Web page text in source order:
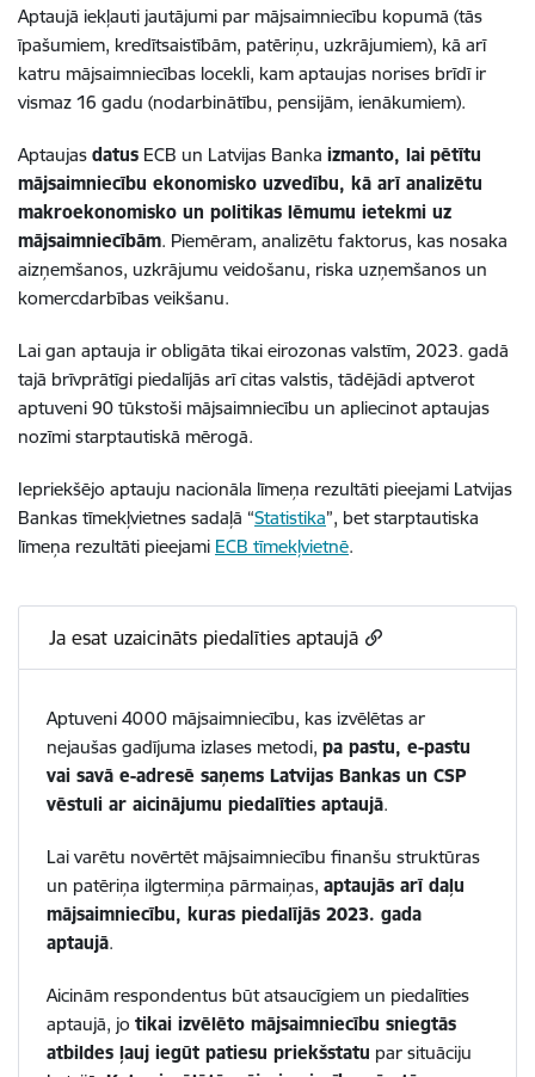
Aptaujā iekļauti jautājumi par mājsaimniecību kopumā (tās
īpašumiem, kredītsaistībām, patēriņu, uzkrājumiem), kā arī
katru mājsaimniecības locekli, kam aptaujas norises brīdī ir
vismaz 16 gadu (nodarbinātību, pensijām, ienākumiem).
Aptaujas datus ECB un Latvijas Banka izmanto, lai pētītu
mājsaimniecību ekonomisko uzvedību, kā arī analizētu
makroekonomisko un politikas lēmumu ietekmi uz
mājsaimniecībām. Piemēram, analizētu faktorus, kas nosaka
aizņemšanos, uzkrājumu veidošanu, riska uzņemšanos un
komercdarbības veikšanu.
Lai gan aptauja ir obligāta tikai eirozonas valstīm, 2023. gadā
tajā brīvprātīgi piedalījās arī citas valstis, tādējādi aptverot
aptuveni 90 tūkstoši mājsaimniecību un apliecinot aptaujas
nozīmi starptautiskā mērogā.
Iepriekšējo aptauju nacionāla līmeņa rezultāti pieejami Latvijas
Bankas tīmekļvietnes sadaļā “Statistika”, bet starptautiska
līmeņa rezultāti pieejami ECB tīmekļvietnē.
Ja esat uzaicināts piedalīties aptaujā
Aptuveni 4000 mājsaimniecību, kas izvēlētas ar
nejaušas gadījuma izlases metodi, pa pastu, e-pastu
vai savā e-adresē saņems Latvijas Bankas un CSP
vēstuli ar aicinājumu piedalīties aptaujā.
Lai varētu novērtēt mājsaimniecību finanšu struktūras
un patēriņa ilgtermiņa pārmaiņas, aptaujās arī daļu
mājsaimniecību, kuras piedalījās 2023. gada
aptaujā.
Aicinām respondentus būt atsaucīgiem un piedalīties
aptaujā, jo tikai izvēlēto mājsaimniecību sniegtās
atbildes ļauj iegūt patiesu priekšstatu par situāciju